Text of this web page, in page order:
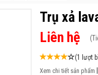
Trụ xả
Liên hệ
(
(1 lượt
Xem chi tiết sản phẩm